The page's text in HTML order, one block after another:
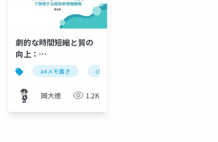
劇的な時間短縮と質の
向上：
ClaudeProjects×A4
メモ書きで実現する超
効率情報戦略
a4メモ書き claude
岡大徳 1.2K